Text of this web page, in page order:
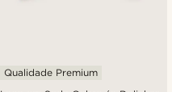
Qualidade Premium